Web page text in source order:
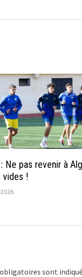
: Ne pas revenir à
vides !
sont